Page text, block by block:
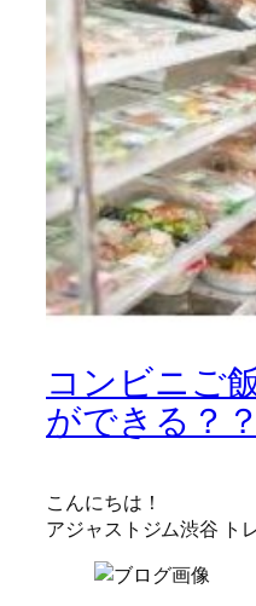
コンビニご
ができる？？
こんにちは！
アジャストジム渋谷 ト